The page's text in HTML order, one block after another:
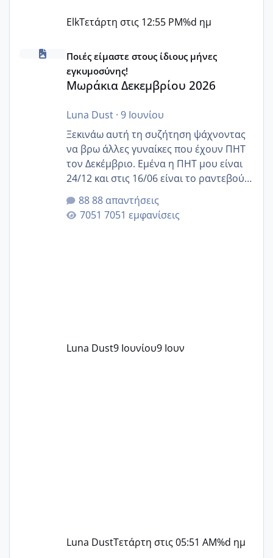
ElkΤετάρτη στις 12:55 PM%d ημ
Μωράκια Δεκεμβρίου 2026
Ποιές είμαστε στους ίδιους μήνες
εγκυμοσύνης!
Μωράκια Δεκεμβρίου 2026
Luna Dust· 9 Ιουνίου
Ξεκινάω αυτή τη συζήτηση ψάχνοντας
να βρω άλλες γυναίκες που έχουν ΠΗΤ
τον Δεκέμβριο. Εμένα η ΠΗΤ μου είναι
24/12 και στις 16/06 είναι το ραντεβού
της αυχενικής διαφάνειας. Έχω αρκετό
άγχος και οι μέρες δεν φαίνεται να
περνάνε με τίποτα.
88 απαντήσεις
7051 εμφανίσεις
Luna Dust9 Ιουνίου9 Ιουν
Luna DustΤετάρτη στις 05:51 AM%d ημ